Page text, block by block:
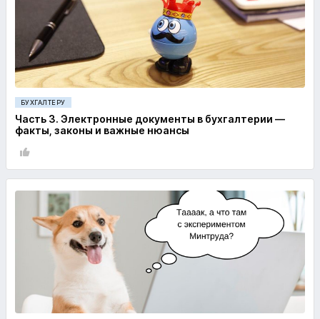
БУХГАЛТЕРУ
Часть 3. Электронные документы в бухгалтерии —
факты, законы и важные нюансы